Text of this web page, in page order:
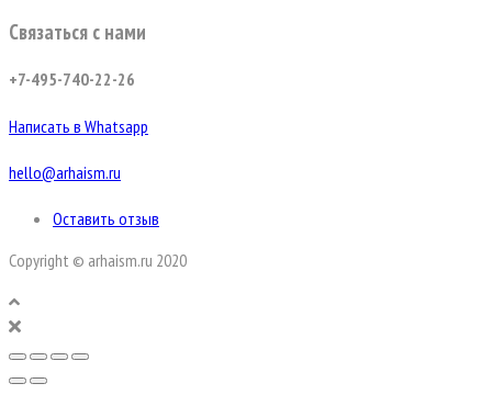
Связаться с нами
+7-495-740-22-26
Написать в Whatsapp
hello@arhaism.ru
Оставить отзыв
Copyright © arhaism.ru 2020